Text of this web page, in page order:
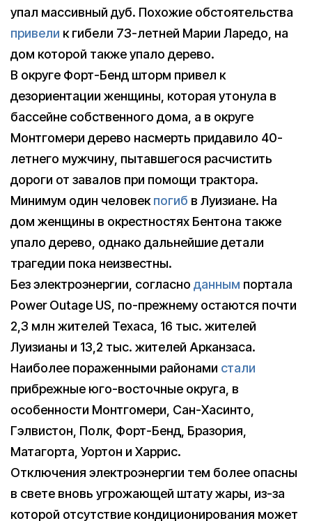
упал массивный дуб. Похожие обстоятельства
привели к гибели 73-летней Марии Ларедо, на
дом которой также упало дерево.
В округе Форт-Бенд шторм привел к
дезориентации женщины, которая утонула в
бассейне собственного дома, а в округе
Монтгомери дерево насмерть придавило 40-
летнего мужчину, пытавшегося расчистить
дороги от завалов при помощи трактора.
Минимум один человекпогиб в Луизиане. На
дом женщины в окрестностях Бентона также
упало дерево, однако дальнейшие детали
трагедии пока неизвестны.
Без электроэнергии, согласно данным портала
Power Outage US, по-прежнему остаются почти
2,3 млн жителей Техаса, 16 тыс. жителей
Луизианы и 13,2 тыс. жителей Арканзаса.
Наиболее пораженными районами стали
прибрежные юго-восточные округа, в
особенности Монтгомери, Сан-Хасинто,
Гэлвистон, Полк, Форт-Бенд, Бразория,
Матагорта, Уортон и Харрис.
Отключения электроэнергии тем более опасны
в свете вновь угрожающей штату жары, из-за
которой отсутствие кондиционирования может